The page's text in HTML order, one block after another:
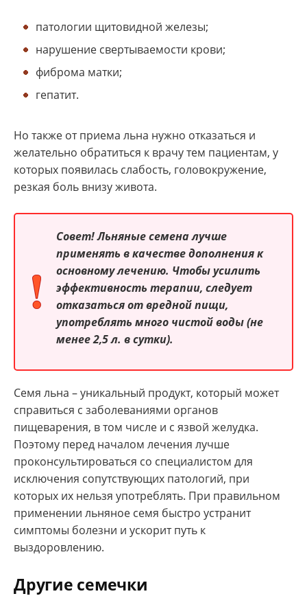
патологии щитовидной железы;
нарушение свертываемости крови;
фиброма матки;
гепатит.
Но также от приема льна нужно отказаться и
желательно обратиться к врачу тем пациентам, у
которых появилась слабость, головокружение,
резкая боль внизу живота.
Совет! Льняные семена лучше
применять в качестве дополнения к
основному лечению. Чтобы усилить
эффективность терапии, следует
отказаться от вредной пищи,
употреблять много чистой воды (не
менее 2,5 л. в сутки).
Семя льна – уникальный продукт, который может
справиться с заболеваниями органов
пищеварения, в том числе и с язвой желудка.
Поэтому перед началом лечения лучше
проконсультироваться со специалистом для
исключения сопутствующих патологий, при
которых их нельзя употреблять. При правильном
применении льняное семя быстро устранит
симптомы болезни и ускорит путь к
выздоровлению.
Другие семечки